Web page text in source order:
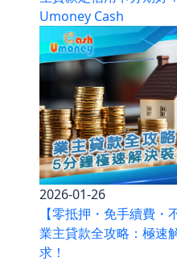
Umoney Cash
2026-01-26
【零抵押・免手續費
業主貸款全攻略：極速
求！